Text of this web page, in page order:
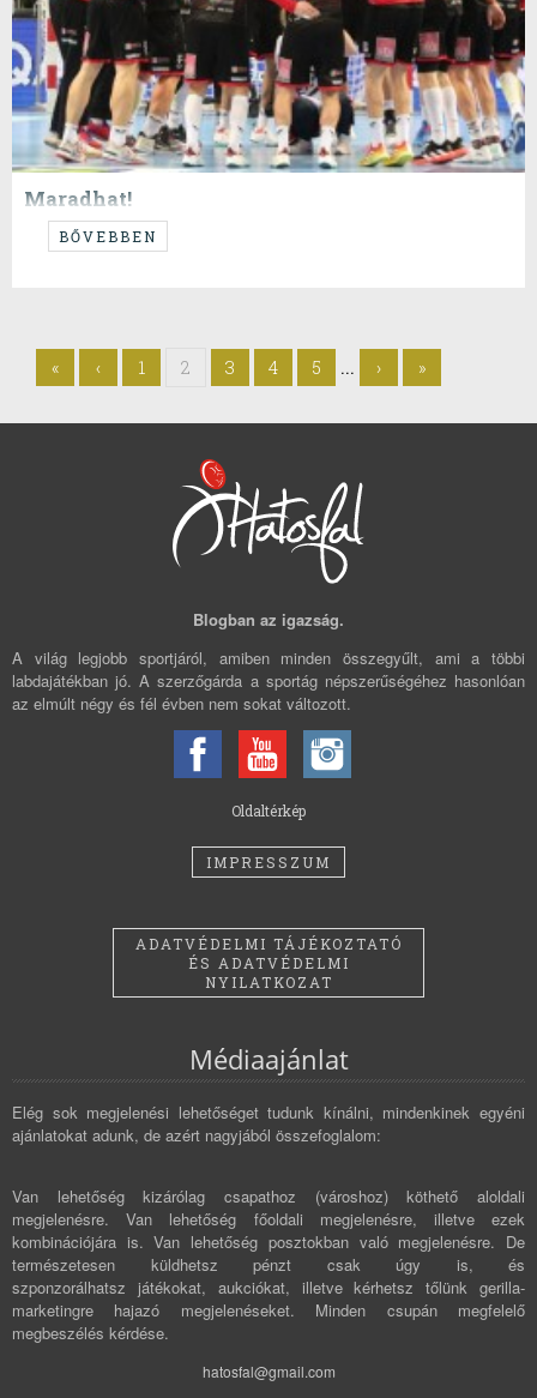
Maradhat!
...valahogy így képzeltem a tavaszi játékunkat...
BŐVEBBEN
« ‹ 1 2 3 4 5 ... › »
Blogban az igazság.
A világ legjobb sportjáról, amiben minden összegyűlt, ami a többi
labdajátékban jó. A szerzőgárda a sportág népszerűségéhez hasonlóan
az elmúlt négy és fél évben nem sokat változott.
Oldaltérkép
IMPRESSZUM
ADATVÉDELMI TÁJÉKOZTATÓ
ÉS ADATVÉDELMI
NYILATKOZAT
Médiaajánlat
Elég sok megjelenési lehetőséget tudunk kínálni, mindenkinek egyéni
ajánlatokat adunk, de azért nagyjából összefoglalom:
Van lehetőség kizárólag csapathoz (városhoz) köthető aloldali
megjelenésre. Van lehetőség főoldali megjelenésre, illetve ezek
kombinációjára is. Van lehetőség posztokban való megjelenésre. De
természetesen küldhetsz pénzt csak úgy is, és
szponzorálhatsz játékokat, aukciókat, illetve kérhetsz tőlünk gerilla-
marketingre hajazó megjelenéseket. Minden csupán megfelelő
megbeszélés kérdése.
hatosfal@gmail.com